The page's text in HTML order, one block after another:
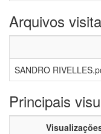
Arquivos
SANDRO
Principais